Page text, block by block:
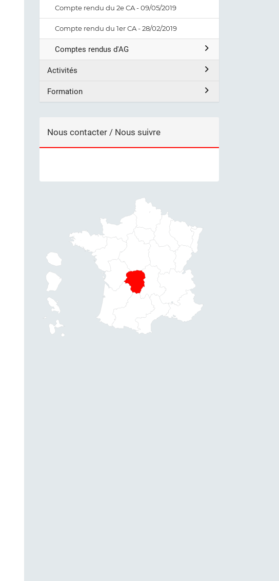
Compte rendu du 2e CA - 09/05/2019
Compte rendu du 1er CA - 28/02/2019
Comptes rendus d'AG
Activités
Formation
Nous contacter / Nous suivre